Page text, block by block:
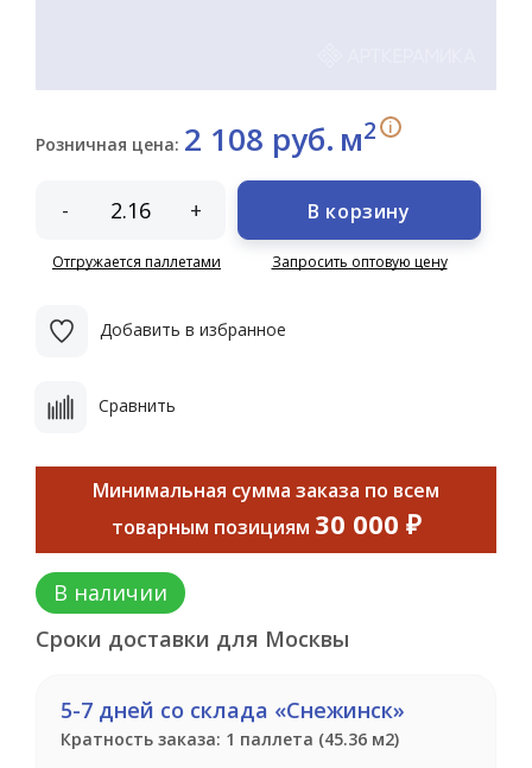
Розничная цена: 2 108 руб. м2 i
- +
Отгружается паллетами
В корзину
Запросить оптовую цену
Добавить в избранное
Сравнить
Минимальная сумма заказа по всем
товарным позициям 30 000 ₽
В наличии
Сроки доставки для Москвы
5-7 дней со склада «Снежинск»
Кратность заказа: 1 паллета (45.36 м2)